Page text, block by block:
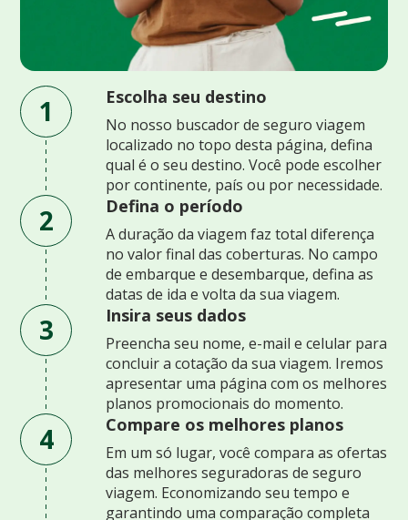
1 Escolha seu destino
No nosso buscador de seguro viagem
localizado no topo desta página, defina
qual é o seu destino. Você pode escolher
por continente, país ou por necessidade.
2 Defina o período
A duração da viagem faz total diferença
no valor final das coberturas. No campo
de embarque e desembarque, defina as
datas de ida e volta da sua viagem.
3 Insira seus dados
Preencha seu nome, e-mail e celular para
concluir a cotação da sua viagem. Iremos
apresentar uma página com os melhores
planos promocionais do momento.
4 Compare os melhores planos
Em um só lugar, você compara as ofertas
das melhores seguradoras de seguro
viagem. Economizando seu tempo e
garantindo uma comparação completa